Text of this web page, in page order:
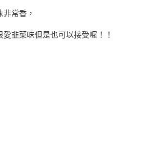
常香，
韭菜味但是也可以接受喔！！